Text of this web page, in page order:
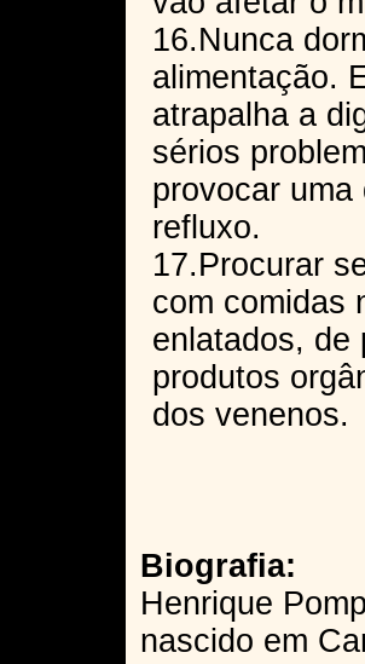
16.Nunca
alimentação.
atrapalha a
sérios
provocar uma
refluxo.
17.Procurar
com comidas
enlatados, de
produtos
dos venenos.
Biografia:
Henrique
nascido em